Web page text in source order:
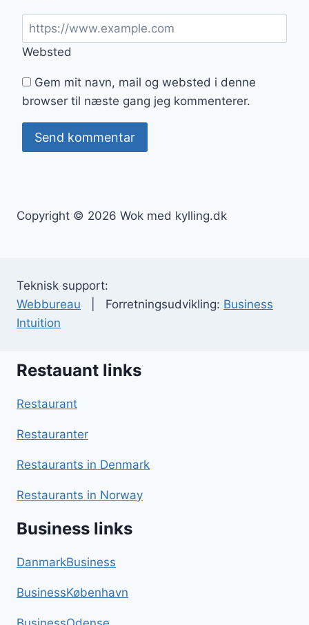
Websted
Gem mit navn, mail og websted i denne
browser til næste gang jeg kommenterer.
Copyright © 2026 Wok med kylling.dk
Teknisk support:
Webbureau | Forretningsudvikling: Business
Intuition
Restauant links
Restaurant
Restauranter
Restaurants in Denmark
Restaurants in Norway
Business links
DanmarkBusiness
BusinessKøbenhavn